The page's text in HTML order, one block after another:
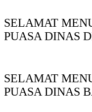
SELAMAT
PUASA DINAS
SELAMAT
PUASA DINAS